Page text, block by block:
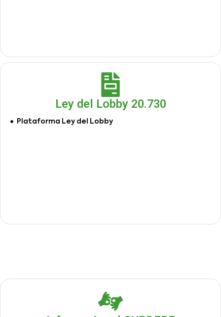
Ley del Lobby 20.730
Plataforma Ley del Lobby